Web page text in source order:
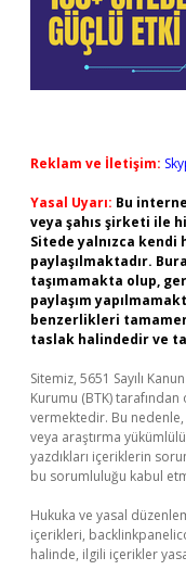
Reklam ve İletişim:
Yasal Uyarı: Bu
veya şahıs şirketi ile
Sitede yalnızca kendi
paylaşılmaktadır.
taşımamakta olup,
paylaşım
benzerlikleri
taslak halindedir ve
Sitemiz, 5651 Sayılı
Kurumu (BTK) tarafından
vermektedir. Bu
veya araştırma
yazdıkları içeriklerin
bu sorumluluğu kabul
Hukuka ve yasal
içerikleri,
halinde, ilgili içerikler